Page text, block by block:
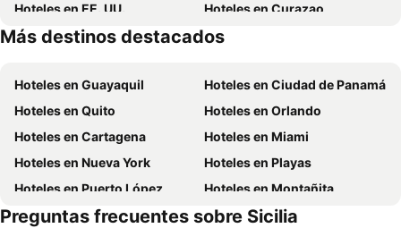
Hoteles en EE. UU.
Hoteles en Curazao
Hoteles en Lima
Hoteles en Santa Cruz
Más destinos destacados
Hoteles en Guayaquil
Hoteles en Ciudad de Panamá
Hoteles en Quito
Hoteles en Orlando
Hoteles en Cartagena
Hoteles en Miami
Hoteles en Nueva York
Hoteles en Playas
Hoteles en Puerto López
Hoteles en Montañita
Hoteles en Zorritos
Hoteles en Madrid
Preguntas frecuentes sobre Sicilia